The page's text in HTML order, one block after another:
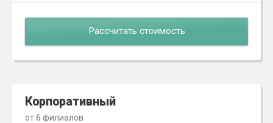
Рассчитать стоимость
Корпоративный
от 6 филиалов